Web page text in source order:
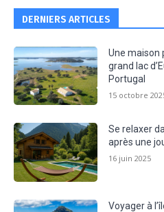
DERNIERS ARTICLES
Une maison
grand lac
Portugal
15 octobre
Se relaxer
après une
16 juin 2025
Voyager à